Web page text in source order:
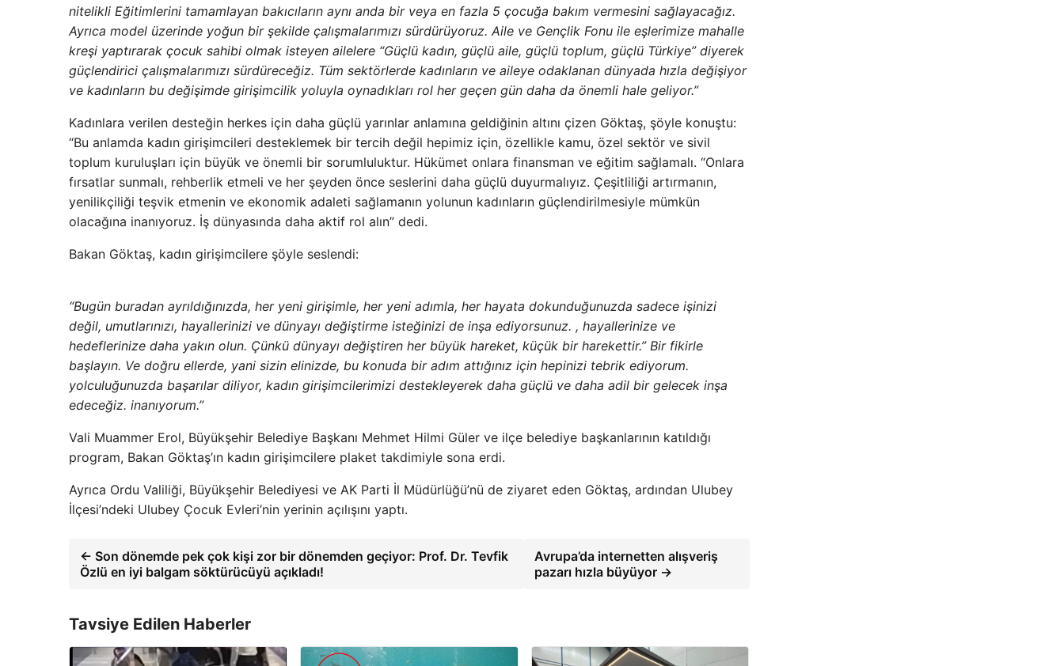
nitelikli Eğitimlerini tamamlayan bakıcıların aynı anda bir veya en fazla 5 çocuğa bakım vermesini sağlayacağız.
Ayrıca model üzerinde yoğun bir şekilde çalışmalarımızı sürdürüyoruz. Aile ve Gençlik Fonu ile eşlerimize mahalle
kreşi yaptırarak çocuk sahibi olmak isteyen ailelere “Güçlü kadın, güçlü aile, güçlü toplum, güçlü Türkiye” diyerek
güçlendirici çalışmalarımızı sürdüreceğiz. Tüm sektörlerde kadınların ve aileye odaklanan dünyada hızla değişiyor
ve kadınların bu değişimde girişimcilik yoluyla oynadıkları rol her geçen gün daha da önemli hale geliyor.”
Kadınlara verilen desteğin herkes için daha güçlü yarınlar anlamına geldiğinin altını çizen Göktaş, şöyle konuştu:
“Bu anlamda kadın girişimcileri desteklemek bir tercih değil hepimiz için, özellikle kamu, özel sektör ve sivil
toplum kuruluşları için büyük ve önemli bir sorumluluktur. Hükümet onlara finansman ve eğitim sağlamalı. “Onlara
fırsatlar sunmalı, rehberlik etmeli ve her şeyden önce seslerini daha güçlü duyurmalıyız. Çeşitliliği artırmanın,
yenilikçiliği teşvik etmenin ve ekonomik adaleti sağlamanın yolunun kadınların güçlendirilmesiyle mümkün
olacağına inanıyoruz. İş dünyasında daha aktif rol alın” dedi.
Bakan Göktaş, kadın girişimcilere şöyle seslendi:
“Bugün buradan ayrıldığınızda, her yeni girişimle, her yeni adımla, her hayata dokunduğunuzda sadece işinizi
değil, umutlarınızı, hayallerinizi ve dünyayı değiştirme isteğinizi de inşa ediyorsunuz. , hayallerinize ve
hedeflerinize daha yakın olun. Çünkü dünyayı değiştiren her büyük hareket, küçük bir harekettir.” Bir fikirle
başlayın. Ve doğru ellerde, yani sizin elinizde, bu konuda bir adım attığınız için hepinizi tebrik ediyorum.
yolculuğunuzda başarılar diliyor, kadın girişimcilerimizi destekleyerek daha güçlü ve daha adil bir gelecek inşa
edeceğiz. inanıyorum.”
Vali Muammer Erol, Büyükşehir Belediye Başkanı Mehmet Hilmi Güler ve ilçe belediye başkanlarının katıldığı
program, Bakan Göktaş’ın kadın girişimcilere plaket takdimiyle sona erdi.
Ayrıca Ordu Valiliği, Büyükşehir Belediyesi ve AK Parti İl Müdürlüğü’nü de ziyaret eden Göktaş, ardından Ulubey
İlçesi’ndeki Ulubey Çocuk Evleri’nin yerinin açılışını yaptı.
← Son dönemde pek çok kişi zor bir dönemden geçiyor: Prof. Dr. Tevfik
Özlü en iyi balgam söktürücüyü açıkladı!
Avrupa’da internetten alışveriş
pazarı hızla büyüyor →
Tavsiye Edilen Haberler